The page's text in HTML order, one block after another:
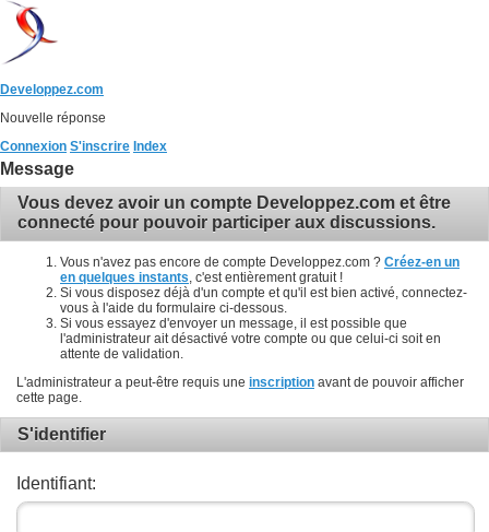
Developpez.com
Nouvelle réponse
Connexion S'inscrire Index
Message
Vous devez avoir un compte Developpez.com et être
connecté pour pouvoir participer aux discussions.
Vous n'avez pas encore de compte Developpez.com ? Créez-en un
en quelques instants , c'est entièrement gratuit !
Si vous disposez déjà d'un compte et qu'il est bien activé, connectez-
vous à l'aide du formulaire ci-dessous.
Si vous essayez d'envoyer un message, il est possible que
l'administrateur ait désactivé votre compte ou que celui-ci soit en
attente de validation.
L'administrateur a peut-être requis une inscription avant de pouvoir afficher
cette page.
S'identifier
Identifiant: